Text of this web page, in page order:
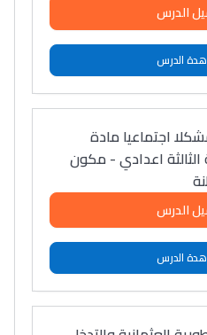
و
الدرس
الدرس
اجتماعيا مادة
الثالثة اعدادي - مكون
الدرس
الدرس